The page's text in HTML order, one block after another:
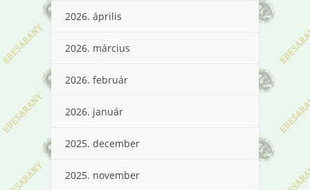
2026. április
2026. március
2026. február
2026. január
2025. december
2025. november